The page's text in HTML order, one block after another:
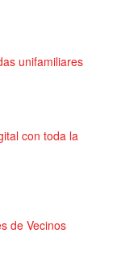
unifamiliares
con toda la
de Vecinos